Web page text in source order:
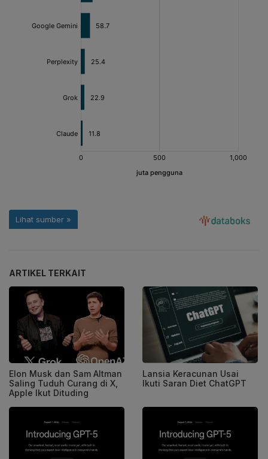
ARTIKEL TERKAIT
Elon Musk dan Sam Altman
Saling Tuduh Curang di X,
Apple Ikut Dituding
Lansia Keracunan Usai
Ikuti Saran Diet ChatGPT